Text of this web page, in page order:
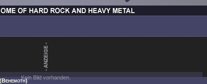
Kein Bild vorhanden.